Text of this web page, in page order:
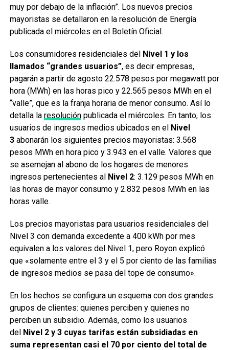
muy por debajo de la inflación”. Los nuevos precios
mayoristas se detallaron en la resolución de Energía
publicada el miércoles en el Boletín Oficial.
Los consumidores residenciales del Nivel 1 y los
llamados “grandes usuarios”, es decir empresas,
pagarán a partir de agosto 22.578 pesos por megawatt por
hora (MWh) en las horas pico y 22.565 pesos MWh en el
“valle”, que es la franja horaria de menor consumo. Así lo
detalla la resoluciónpublicada el miércoles. En tanto, los
usuarios de ingresos medios ubicados en el Nivel
3abonarán los siguientes precios mayoristas: 3.568
pesos MWh en hora pico y 3.943 en el valle. Valores que
se asemejan al abono de los hogares de menores
ingresos pertenecientes al Nivel 2: 3.129 pesos MWh en
las horas de mayor consumo y 2.832 pesos MWh en las
horas valle.
Los precios mayoristas para usuarios residenciales del
Nivel 3 con demanda excedente a 400 kWh por mes
equivalen a los valores del Nivel 1, pero Royon explicó
que «solamente entre el 3 y el 5 por ciento de las familias
de ingresos medios se pasa del tope de consumo».
En los hechos se configura un esquema con dos grandes
grupos de clientes: quienes perciben y quienes no
perciben un subsidio. Además, como los usuarios
del Nivel 2 y3 cuyas tarifas están subsidiadas en
suma representan casi el 70 por ciento del total de